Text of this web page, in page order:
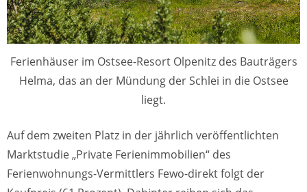
Ferienhäuser im Ostsee-Resort Olpenitz des Bauträgers
Helma, das an der Mündung der Schlei in die Ostsee
liegt.
Auf dem zweiten Platz in der jährlich veröffentlichten
Marktstudie „Private Ferienimmobilien“ des
Ferienwohnungs-Vermittlers Fewo-direkt folgt der